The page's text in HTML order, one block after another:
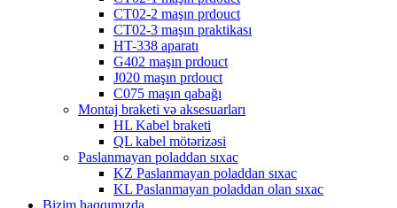
CT02-2 maşın prdouct
CT02-3 maşın praktikası
HT-338 aparatı
G402 maşın prdouct
J020 maşın prdouct
C075 maşın qabağı
Montaj braketi və aksesuarları
HL Kabel braketi
QL kabel mötərizəsi
Paslanmayan poladdan sıxac
KZ Paslanmayan poladdan sıxac
KL Paslanmayan poladdan olan sıxac
Bizim haqqımızda